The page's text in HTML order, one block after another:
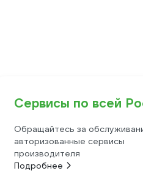
Сервисы по всей
Обращайтесь за
авторизованные сервисы
производителя
Подробнее